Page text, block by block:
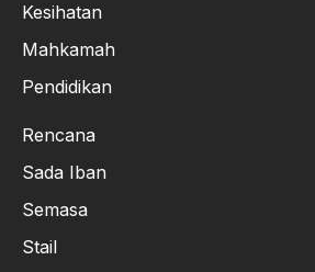
Kesihatan
Mahkamah
Pendidikan
Rencana
Sada Iban
Semasa
Stail